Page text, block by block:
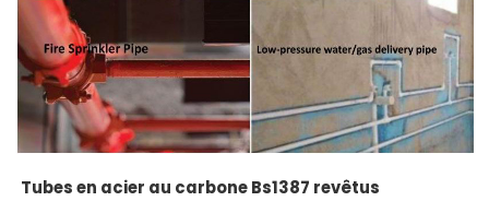
Tubes en acier au carbone Bs1387 revêtus